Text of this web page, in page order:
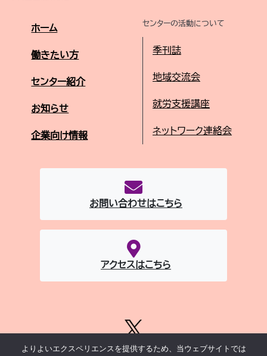
ホーム
働きたい方
センター紹介
お知らせ
企業向け情報
センターの活動について
季刊誌
地域交流会
就労支援講座
ネットワーク連絡会
お問い合わせはこちら
アクセスはこちら
当サイトポリシー | 千代田区サイトポリシー | セキュリティポリシー
よりよいエクスペリエンスを提供するため、当ウェブサイトでは